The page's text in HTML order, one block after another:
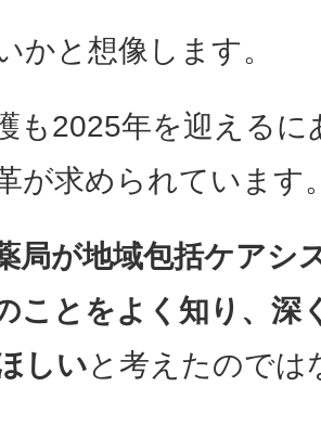
かと想像します。
も2025年を迎えるに
が求められています
局が地域包括ケアシ
ことをよく知り、深
しいと考えたのでは